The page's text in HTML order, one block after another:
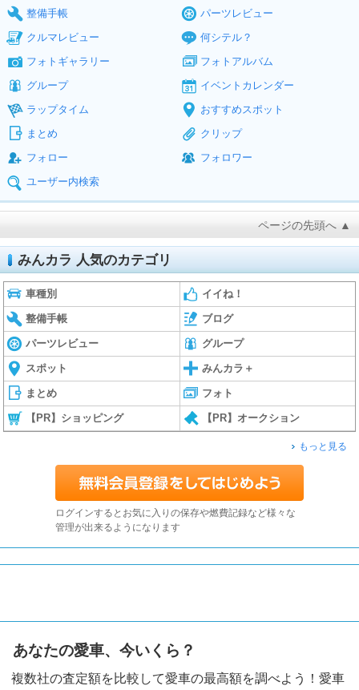
整備手帳
パーツレビュー
クルマレビュー
何シテル？
フォトギャラリー
フォトアルバム
グループ
イベントカレンダー
ラップタイム
おすすめスポット
まとめ
クリップ
フォロー
フォロワー
ユーザー内検索
ページの先頭へ ▲
みんカラ 人気のカテゴリ
車種別 イイね！
整備手帳 ブログ
パーツレビュー グループ
スポット みんカラ＋
まとめ フォト
【PR】ショッピング 【PR】オークション
もっと見る
ログインするとお気に入りの保存や燃費記録など様々な
管理が出来るようになります
あなたの愛車、今いくら？
複数社の査定額を比較して愛車の最高額を調べよう！愛車